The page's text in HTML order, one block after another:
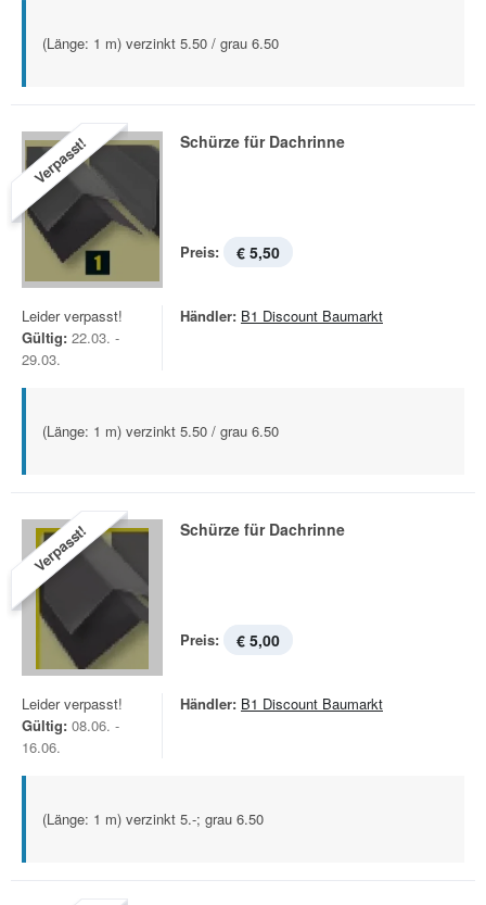
(Länge: 1 m) verzinkt 5.50 / grau 6.50
Verpasst! Schürze für Dachrinne
Preis: € 5,50
Leider verpasst!
Gültig: 22.03. -
29.03.
Händler: B1 Discount Baumarkt
(Länge: 1 m) verzinkt 5.50 / grau 6.50
Verpasst! Schürze für Dachrinne
Preis: € 5,00
Leider verpasst!
Gültig: 08.06. -
16.06.
Händler: B1 Discount Baumarkt
(Länge: 1 m) verzinkt 5.-; grau 6.50